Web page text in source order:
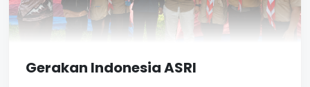
Gerakan Indonesia ASRI